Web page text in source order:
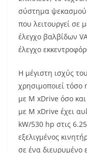
σύστημα ψεκασμού
που λειτουργεί σε
έλεγχο βαλβίδων
έλεγχο
Η μέγιστη ισχύς
χρησιμοποιεί
με M xDrive όσο
με M xDrive έχει
kW/530 hp στις
εξελιγμένος
σε ένα διευρυμένο